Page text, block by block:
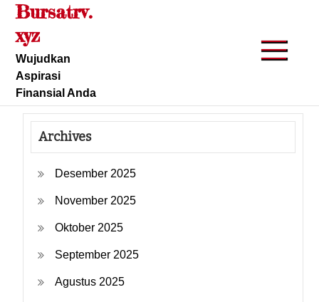
Skip
content
Bursatrv.
xyz
Wujudkan
Aspirasi
Finansial Anda
Archives
Desember 2025
November 2025
Oktober 2025
September 2025
Agustus 2025